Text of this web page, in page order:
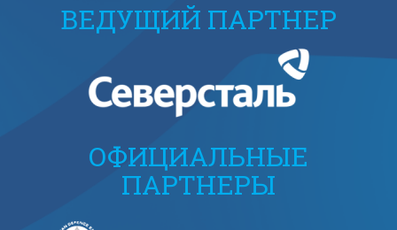
ВЕДУЩИЙ ПАРТНЕР
ОФИЦИАЛЬНЫЕ
ПАРТНЕРЫ